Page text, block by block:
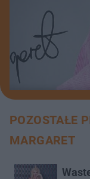
POZOSTAŁE
MARGARET